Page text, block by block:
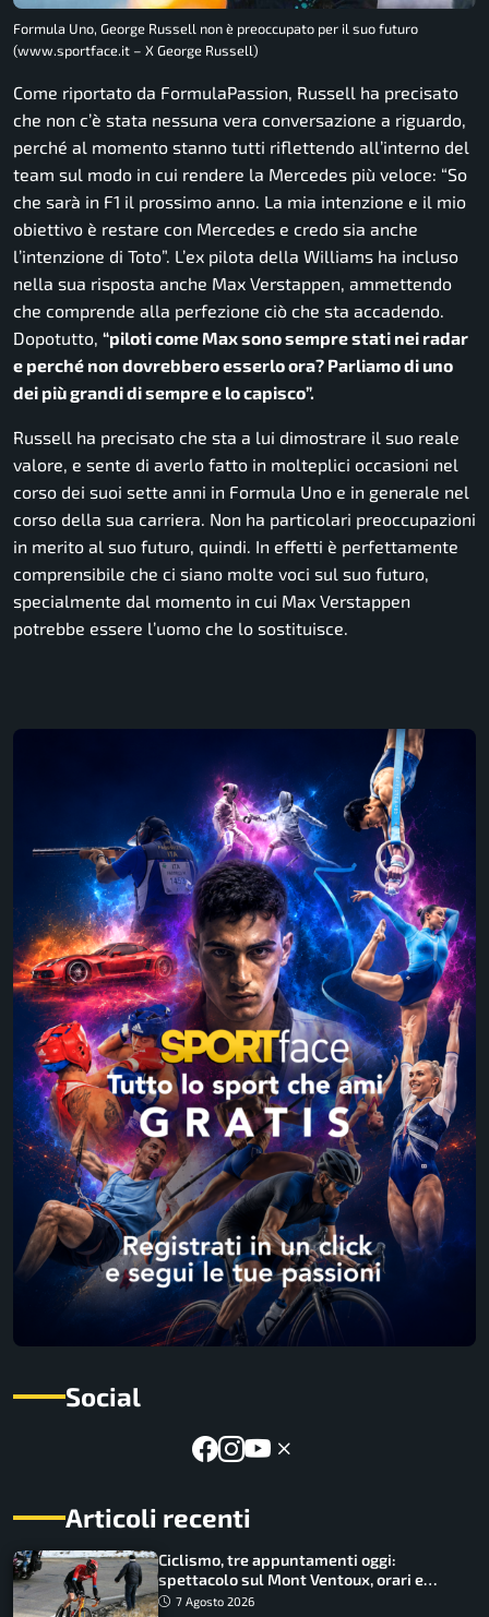
Formula Uno, George Russell non è preoccupato per il suo futuro
(www.sportface.it – X George Russell)
Come riportato da FormulaPassion, Russell ha precisato
che non c’è stata nessuna vera conversazione a riguardo,
perché al momento stanno tutti riflettendo all’interno del
team sul modo in cui rendere la Mercedes più veloce: “So
che sarà in F1 il prossimo anno. La mia intenzione e il mio
obiettivo è restare con Mercedes e credo sia anche
l’intenzione di Toto”. L’ex pilota della Williams ha incluso
nella sua risposta anche Max Verstappen, ammettendo
che comprende alla perfezione ciò che sta accadendo.
Dopotutto, “piloti come Max sono sempre stati nei radar
e perché non dovrebbero esserlo ora? Parliamo di uno
dei più grandi di sempre e lo capisco”.
Russell ha precisato che sta a lui dimostrare il suo reale
valore, e sente di averlo fatto in molteplici occasioni nel
corso dei suoi sette anni in Formula Uno e in generale nel
corso della sua carriera. Non ha particolari preoccupazioni
in merito al suo futuro, quindi. In effetti è perfettamente
comprensibile che ci siano molte voci sul suo futuro,
specialmente dal momento in cui Max Verstappen
potrebbe essere l’uomo che lo sostituisce.
Social
Articoli recenti
Ciclismo, tre appuntamenti oggi:
spettacolo sul Mont Ventoux, orari e
come vederli
7 Agosto 2026